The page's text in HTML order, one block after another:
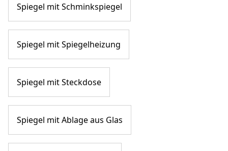
Spiegel mit Schminkspiegel
Spiegel mit Spiegelheizung
Spiegel mit Steckdose
Spiegel mit Ablage aus Glas